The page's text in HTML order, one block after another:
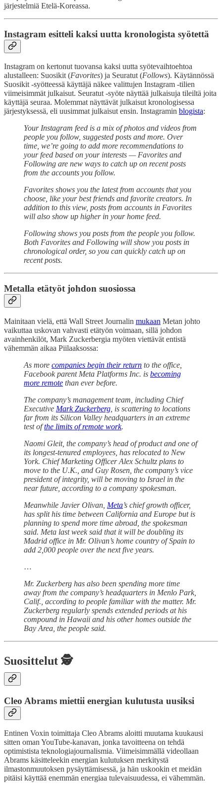
järjestelmiä Etelä-Koreassa.
Instagram esitteli kaksi uutta kronologista syötettä
Instagram on kertonut tuovansa kaksi uutta syötevaihtoehtoa
alustalleen: Suosikit (Favorites) ja Seuratut (Follows). Käytännössä
Suosikit -syötteessä käyttäjä näkee valittujen Instagram -tilien
viimeisimmät julkaisut. Seuratut -syöte näyttää julkaisuja tileiltä joita
käyttäjä seuraa. Molemmat näyttävät julkaisut kronologisessa
järjestyksessä, eli uusimmat julkaisut ensin. Instagramin blogista:
Your Instagram feed is a mix of photos and videos from
people you follow, suggested posts and more. Over
time, we’re going to add more recommendations to
your feed based on your interests — Favorites and
Following are new ways to catch up on recent posts
from the accounts you follow.
Favorites shows you the latest from accounts that you
choose, like your best friends and favorite creators. In
addition to this view, posts from accounts in Favorites
will also show up higher in your home feed.
Following shows you posts from the people you follow.
Both Favorites and Following will show you posts in
chronological order, so you can quickly catch up on
recent posts.
Metalla etätyöt johdon suosiossa
Mainitaan vielä, että Wall Street Journalin mukaan Metan johto
vaikuttaa uskovan vahvasti etätyön voimaan, sillä johdon
avainhenkilöt, Mark Zuckerbergia myöten viettävät entistä
vähemmän aikaa Piilaaksossa:
As more companies begin their return to the office,
Facebook parent Meta Platforms Inc. is becoming
more remote than ever before.
The company’s management team, including Chief
Executive Mark Zuckerberg , is scattering to locations
far from its Silicon Valley headquarters in an extreme
test ofthe limits of remote work.
Naomi Gleit, the company’s head of product and one of
its longest-tenured employees, has relocated to New
York. Chief Marketing Officer Alex Schultz plans to
move to the U.K., and Guy Rosen, the company’s vice
president of integrity, will be moving to Israel in the
near future, according to a company spokesman.
Meanwhile Javier Olivan, Meta’s chief growth officer,
has split his time between California and Europe but is
planning to spend more time abroad, the spokesman
said. Meta last week said that it will be doubling its
Madrid office in Mr. Olivan’s home country of Spain to
add 2,000 people over the next five years.
…
Mr. Zuckerberg has also been spending more time
away from the company’s headquarters in Menlo Park,
Calif., according to people familiar with the matter. Mr.
Zuckerberg regularly spends extended periods at his
compound in Hawaii and his other homes outside the
Bay Area, the people said.
Suosittelut 🕵️
Cleo Abrams miettii energian kulutusta uusiksi
Entinen Voxin toimittaja Cleo Abrams aloitti muutama kuukausi
sitten oman YouTube-kanavan, jonka tavoitteena on tehdä
optimistista teknologiajournalismia. Viimeisimmällä videollaan
Abrams käsitteleekin energian kulutuksen merkitystä
ilmastonmuutoksen pysäyttämisessä, ja hän uskookin et meidän
pitäisi käyttää enemmän energiaa tulevaisuudessa, ei vähemmän.